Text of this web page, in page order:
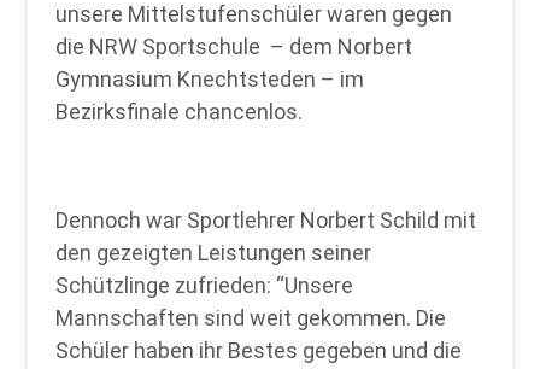
unsere Mittelstufenschüler waren gegen
die NRW Sportschule – dem Norbert
Gymnasium Knechtsteden – im
Bezirksfinale chancenlos.
Dennoch war Sportlehrer Norbert Schild mit
den gezeigten Leistungen seiner
Schützlinge zufrieden: “Unsere
Mannschaften sind weit gekommen. Die
Schüler haben ihr Bestes gegeben und die